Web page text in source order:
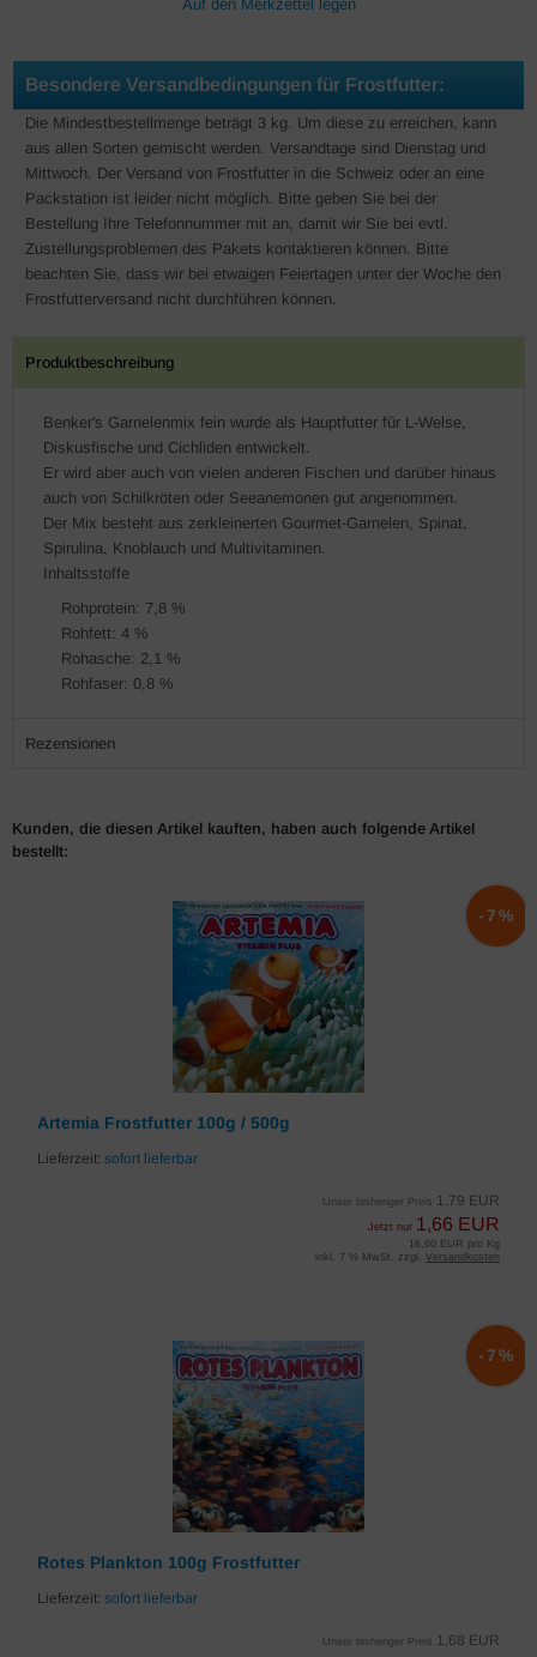
Besondere Versandbedingungen für Frostfutter:
Die Mindestbestellmenge beträgt 3 kg. Um diese zu erreichen, kann
aus allen Sorten gemischt werden. Versandtage sind Dienstag und
Mittwoch. Der Versand von Frostfutter in die Schweiz oder an eine
Packstation ist leider nicht möglich. Bitte geben Sie bei der
Bestellung Ihre Telefonnummer mit an, damit wir Sie bei evtl.
Zustellungsproblemen des Pakets kontaktieren können. Bitte
beachten Sie, dass wir bei etwaigen Feiertagen unter der Woche den
Frostfutterversand nicht durchführen können.
Produktbeschreibung
Benker's Garnelenmix fein wurde als Hauptfutter für L-Welse,
Diskusfische und Cichliden entwickelt.
Er wird aber auch von vielen anderen Fischen und darüber hinaus
auch von Schilkröten oder Seeanemonen gut angenommen.
Der Mix besteht aus zerkleinerten Gourmet-Garnelen, Spinat,
Spirulina, Knoblauch und Multivitaminen.
Inhaltsstoffe
Rohprotein: 7,8 %
Rohfett: 4 %
Rohasche: 2,1 %
Rohfaser: 0,8 %
Rezensionen
Kunden, die diesen Artikel kauften, haben auch folgende Artikel
bestellt:
Artemia Frostfutter 100g / 500g
Lieferzeit: sofort lieferbar
Unser bisheriger Preis 1,79 EUR
Jetzt nur 1,66 EUR
-7%
16,60 EUR pro Kg
inkl. 7 % MwSt. zzgl. Versandkosten
Rotes Plankton 100g Frostfutter
Lieferzeit: sofort lieferbar
Unser bisheriger Preis 1,68 EUR
-7%